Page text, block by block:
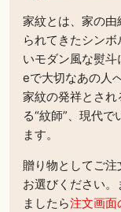
家紋とは、家の由
られてきたシン
いモダン風な熨
eで大切なあの人
家紋の発祥とさ
る“紋師”、現代
ます。
贈り物としてご
お選びください
ましたら注文画面